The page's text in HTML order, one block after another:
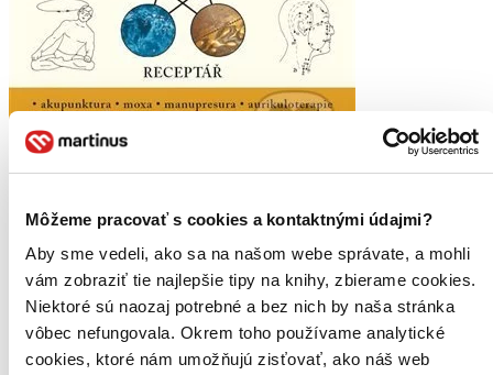
Môžeme pracovať s cookies a kontaktnými údajmi?
Aby sme vedeli, ako sa na našom webe správate, a mohli
vám zobraziť tie najlepšie tipy na knihy, zbierame cookies.
Niektoré sú naozaj potrebné a bez nich by naša stránka
vôbec nefungovala. Okrem toho používame analytické
cookies, ktoré nám umožňujú zisťovať, ako náš web
CZ
Radomír Růžička
Rudolf Sosík
Yingwu Wang
Třetí vydání úspěšné knihy předkládá logický pohled na nemoci a
potíže podle tradiční čínské medicíny. Vysvětluje příčiny vzniku
poruch organismu podle východních filozofických náhledů a...